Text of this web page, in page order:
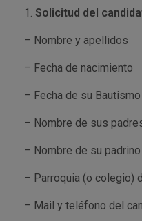
1. Solicitud del
– Nombre y apellidos
– Fecha de nacimiento
– Fecha de su Bautismo
– Nombre de sus
– Nombre de su
– Parroquia (o colegio)
– Mail y teléfono del